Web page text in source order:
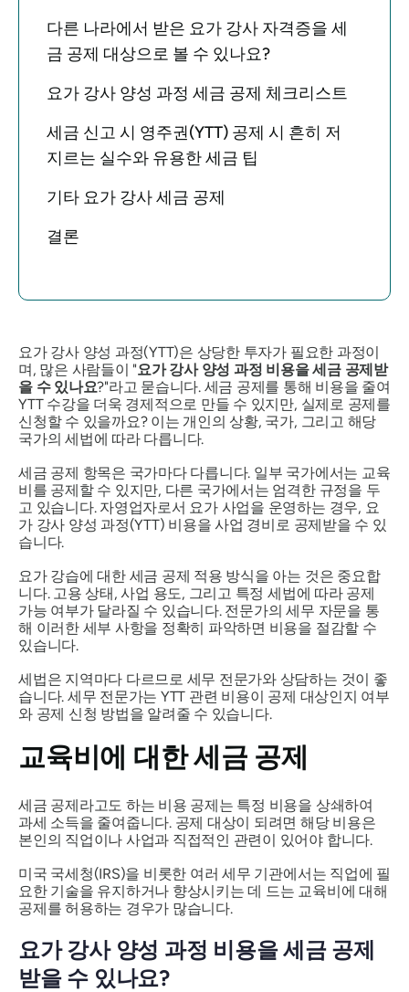
다른 나라에서 받은 요가 강사 자격증을 세
금 공제 대상으로 볼 수 있나요?
요가 강사 양성 과정 세금 공제 체크리스트
세금 신고 시 영주권(YTT) 공제 시 흔히 저
지르는 실수와 유용한 세금 팁
기타 요가 강사 세금 공제
결론
요가 강사 양성 과정(YTT)은 상당한 투자가 필요한 과정이
며, 많은 사람들이 "요가 강사 양성 과정 비용을 세금 공제받
을 수 있나요?"라고 묻습니다. 세금 공제를 통해 비용을 줄여
YTT 수강을 더욱 경제적으로 만들 수 있지만, 실제로 공제를
신청할 수 있을까요? 이는 개인의 상황, 국가, 그리고 해당
국가의 세법에 따라 다릅니다.
세금 공제 항목은 국가마다 다릅니다. 일부 국가에서는 교육
비를 공제할 수 있지만, 다른 국가에서는 엄격한 규정을 두
고 있습니다. 자영업자로서 요가 사업을 운영하는 경우, 요
가 강사 양성 과정(YTT) 비용을 사업 경비로 공제받을 수 있
습니다.
요가 강습에 대한 세금 공제 적용 방식을 아는 것은 중요합
니다. 고용 상태, 사업 용도, 그리고 특정 세법에 따라 공제
가능 여부가 달라질 수 있습니다. 전문가의 세무 자문을 통
해 이러한 세부 사항을 정확히 파악하면 비용을 절감할 수
있습니다.
세법은 지역마다 다르므로 세무 전문가와 상담하는 것이 좋
습니다. 세무 전문가는 YTT 관련 비용이 공제 대상인지 여부
와 공제 신청 방법을 알려줄 수 있습니다.
교육비에 대한 세금 공제
세금 공제라고도 하는 비용 공제는 특정 비용을 상쇄하여
과세 소득을 줄여줍니다. 공제 대상이 되려면 해당 비용은
본인의 직업이나 사업과 직접적인 관련이 있어야 합니다.
미국 국세청(IRS)을 비롯한 여러 세무 기관에서는 직업에 필
요한 기술을 유지하거나 향상시키는 데 드는 교육비에 대해
공제를 허용하는 경우가 많습니다.
요가 강사 양성 과정 비용을 세금 공제
받을 수 있나요?